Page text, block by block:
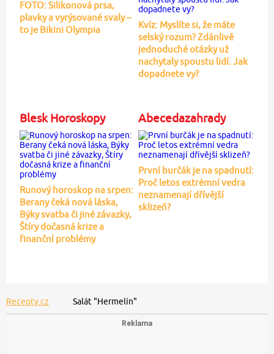
FOTO: Silikonová prsa,
plavky a vyrýsované svaly –
to je Bikini Olympia
Kvíz: Myslíte si, že máte
selský rozum? Zdánlivě
jednoduché otázky už
nachytaly spoustu lidí. Jak
dopadnete vy?
Blesk Horoskopy
Runový horoskop na srpen:
Berany čeká nová láska,
Býky svatba či jiné závazky,
Štíry dočasná krize a
finanční problémy
Abecedazahrady
První burčák je na spadnutí:
Proč letos extrémní vedra
neznamenají dřívější
sklizeň?
Recepty.cz Salát "Hermelín"